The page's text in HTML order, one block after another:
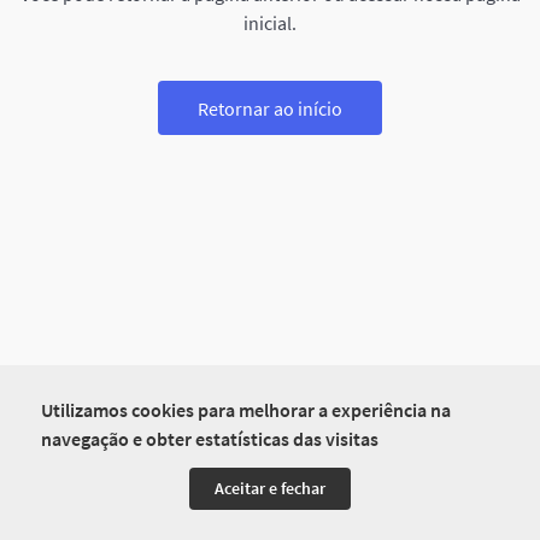
Utilizamos cookies para melhorar a experiência na
navegação e obter estatísticas das visitas
Aceitar e fechar
inicial.
Retornar ao início